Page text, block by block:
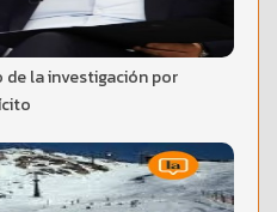
de la investigación por